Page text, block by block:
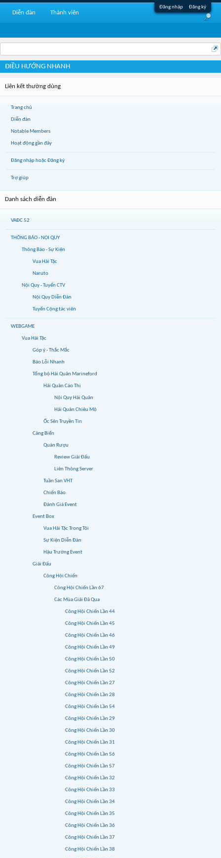
Đăng nhập Đăng ký
ĐIỀU HƯỚNG NHANH
Liên kết thường dùng
Trang chủ
Diễn đàn
Notable Members
Hoạt động gần đây
Đăng nhập hoặc Đăng ký
Trợ giúp
Danh sách diễn đàn
VAĐC 52
THÔNG BÁO - NỘI QUY
Thông Báo - Sự Kiện
Vua Hải Tặc
Naruto
Nội Quy - Tuyển CTV
Nội Quy Diễn Đàn
Tuyển Cộng tác viên
WEBGAME
Vua Hải Tặc
Góp ý - Thắc Mắc
Báo Lỗi Nhanh
Tổng bộ Hải Quân Marineford
Hải Quân Cáo Thị
Nội Quy Hải Quân
Hải Quân Chiêu Mộ
Ốc Sên Truyền Tin
Cảng Biển
Quán Rượu
Review Giải Đấu
Liên Thông Server
Tuần San VHT
Chiến Báo
Đánh Giá Event
Event Box
Vua Hải Tặc Trong Tôi
Sự Kiện Diễn Đàn
Hậu Trường Event
Giải Đấu
Công Hội Chiến
Công Hội Chiến Lần 67
Các Mùa Giải Đã Qua
Công Hội Chiến Lần 44
Công Hội Chiến Lần 45
Công Hội Chiến Lần 46
Công Hội Chiến Lần 49
Công Hội Chiến Lần 50
Công Hội Chiến Lần 52
Công Hội Chiến Lần 27
Công Hội Chiến Lần 28
Công Hội Chiến Lần 54
Công Hội Chiến Lần 29
Công Hội Chiến Lần 30
Công Hội Chiến Lần 31
Công Hội Chiến Lần 56
Công Hội Chiến Lần 57
Công Hội Chiến Lần 32
Công Hội Chiến Lần 33
Công Hội Chiến Lần 34
Công Hội Chiến Lần 35
Công Hội Chiến Lần 36
Công Hội Chiến Lần 37
Công Hội Chiến Lần 38
Diễn đàn Thành viên